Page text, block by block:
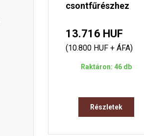
csontfűrészhez
13.716 HUF
(10.800 HUF + ÁFA)
Raktáron: 46 db
Részletek